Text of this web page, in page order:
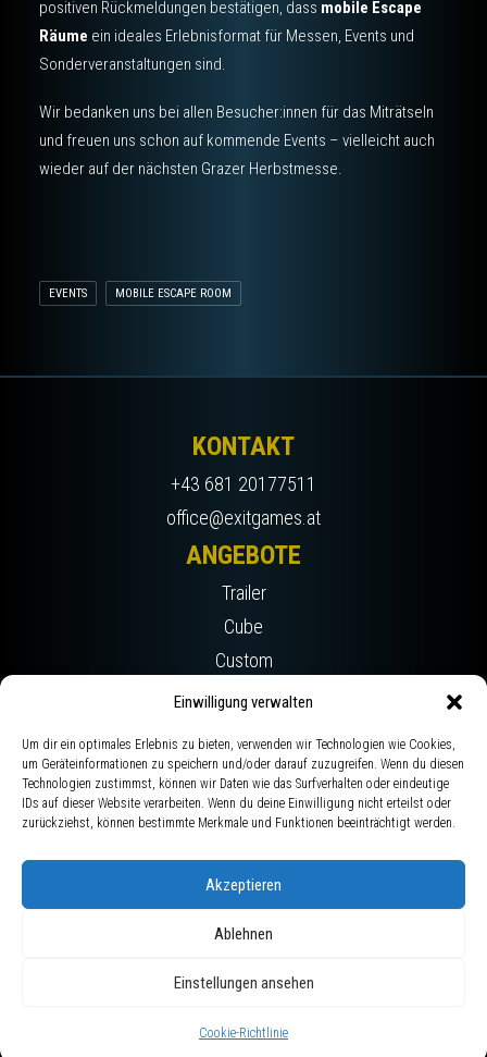
Einwilligung verwalten
Um dir ein optimales Erlebnis zu bieten, verwenden wir Technologien wie Cookies,
um Geräteinformationen zu speichern und/oder darauf zuzugreifen. Wenn du diesen
Technologien zustimmst, können wir Daten wie das Surfverhalten oder eindeutige
IDs auf dieser Website verarbeiten. Wenn du deine Einwilligung nicht erteilst oder
zurückziehst, können bestimmte Merkmale und Funktionen beeinträchtigt werden.
Akzeptieren
Ablehnen
Einstellungen ansehen
Cookie-Richtlinie
positiven Rückmeldungen bestätigen, dass mobile Escape
Räume ein ideales Erlebnisformat für Messen, Events und
Sonderveranstaltungen sind.
Wir bedanken uns bei allen Besucher:innen für das Miträtseln
und freuen uns schon auf kommende Events – vielleicht auch
wieder auf der nächsten Grazer Herbstmesse.
EVENTS MOBILE ESCAPE ROOM
KONTAKT
+43 681 20177511
office@exitgames.at
ANGEBOTE
Trailer
Cube
Custom
SONSTIGES
Team
FAQ
Powered by